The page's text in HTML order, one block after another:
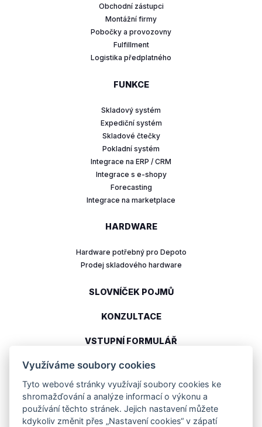
Obchodní zástupci
Montážní firmy
Pobočky a provozovny
Fulfillment
Logistika předplatného
FUNKCE
Skladový systém
Expediční systém
Skladové čtečky
Pokladní systém
Integrace na ERP / CRM
Integrace s e-shopy
Forecasting
Integrace na marketplace
HARDWARE
Hardware potřebný pro Depoto
Prodej skladového hardware
SLOVNÍČEK POJMŮ
KONZULTACE
VSTUPNÍ FORMULÁŘ
Moderní cloudové řešení pro řízený sklad
info@depoto.cz
Využíváme soubory cookies
Tyto webové stránky využívají soubory cookies ke
shromažďování a analýze informací o výkonu a
používání těchto stránek. Jejich nastavení můžete
kdykoliv změnit přes „Nastavení cookies“ v zápatí